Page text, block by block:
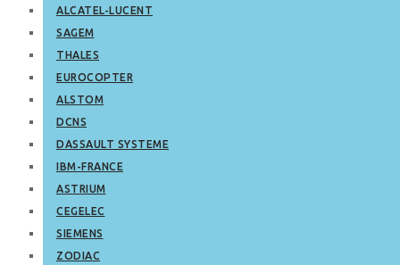
ALCATEL-LUCENT
SAGEM
THALES
EUROCOPTER
ALSTOM
DCNS
DASSAULT SYSTEME
IBM-FRANCE
ASTRIUM
CEGELEC
SIEMENS
ZODIAC